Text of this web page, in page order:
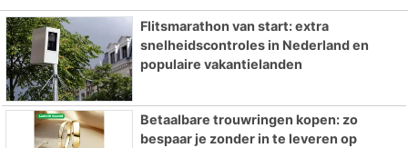
Flitsmarathon van start: extra
snelheidscontroles in Nederland en
populaire vakantielanden
Betaalbare trouwringen kopen: zo
bespaar je zonder in te leveren op